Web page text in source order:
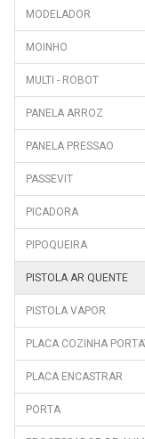
MODELADOR
MOINHO
MULTI - ROBOT
PANELA ARROZ
PANELA PRESSAO
PASSEVIT
PICADORA
PIPOQUEIRA
PISTOLA AR QUENTE
PISTOLA VAPOR
PLACA COZINHA
PLACA ENCASTRAR
PORTA